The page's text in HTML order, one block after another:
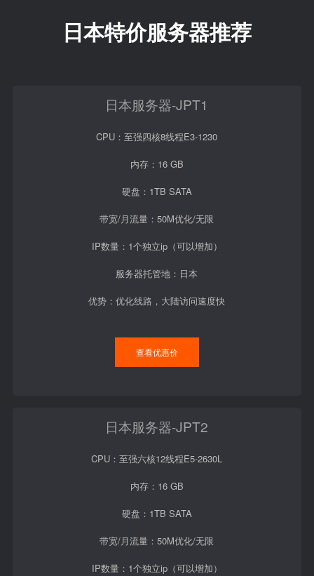
日本特价服务器推荐
日本服务器-JPT1
CPU：至强四核8线程E3-1230
内存：16 GB
硬盘：1TB SATA
带宽/月流量：50M优化/无限
IP数量：1个独立ip（可以增加）
服务器托管地：日本
优势：优化线路，大陆访问速度快
查看优惠价
日本服务器-JPT2
CPU：至强六核12线程E5-2630L
内存：16 GB
硬盘：1TB SATA
带宽/月流量：50M优化/无限
IP数量：1个独立ip（可以增加）